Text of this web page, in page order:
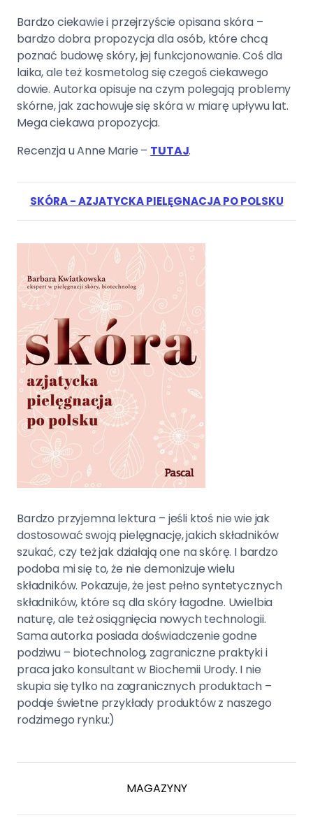
Bardzo ciekawie i przejrzyście opisana skóra –
bardzo dobra propozycja dla osób, które chcą
poznać budowę skóry, jej funkcjonowanie. Coś dla
laika, ale też kosmetolog się czegoś ciekawego
dowie. Autorka opisuje na czym polegają problemy
skórne, jak zachowuje się skóra w miarę upływu lat.
Mega ciekawa propozycja.
Recenzja u Anne Marie – TUTAJ.
SKÓRA - AZJATYCKA PIELĘGNACJA PO POLSKU
Bardzo przyjemna lektura – jeśli ktoś nie wie jak
dostosować swoją pielęgnację, jakich składników
szukać, czy też jak działają one na skórę. I bardzo
podoba mi się to, że nie demonizuje wielu
składników. Pokazuje, że jest pełno syntetycznych
składników, które są dla skóry łagodne. Uwielbia
naturę, ale też osiągnięcia nowych technologii.
Sama autorka posiada doświadczenie godne
podziwu – biotechnolog, zagraniczne praktyki i
praca jako konsultant w Biochemii Urody. I nie
skupia się tylko na zagranicznych produktach –
podaje świetne przykłady produktów z naszego
rodzimego rynku:)
MAGAZYNY